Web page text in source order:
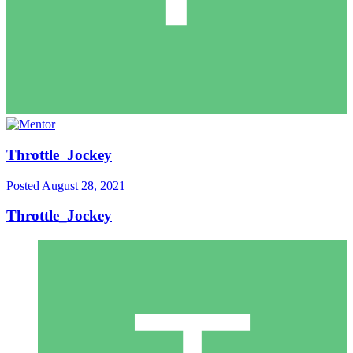
Throttle_Jockey
Posted August 28, 2021
Throttle_Jockey